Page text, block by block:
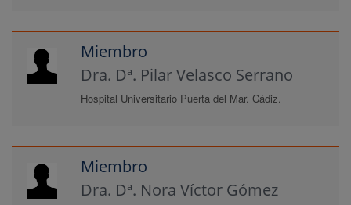
Miembro
Dra. Dª. Pilar Velasco Serrano
Hospital Universitario Puerta del Mar. Cádiz.
Miembro
Dra. Dª. Nora Víctor Gómez